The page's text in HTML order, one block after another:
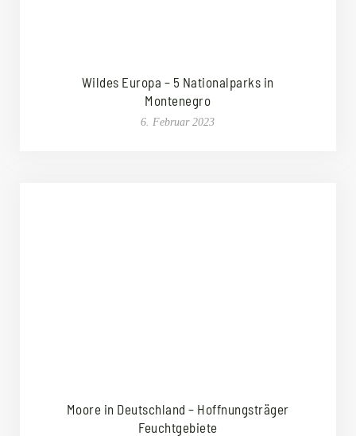
Wildes Europa – 5 Nationalparks in
Montenegro
6. Februar 2023
Moore in Deutschland – Hoffnungsträger
Feuchtgebiete